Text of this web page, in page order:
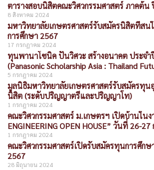
ตารางสอบนิสิตคณะวิศวกรรมศาสตร์ ภาคต้น
8 สิงหาคม 2024
มหาวิทยาลัยเกษตรศาสตร์รับสมัครนิสิตที่สน
การศึกษา 2567
17 กรกฎาคม 2024
ทุนพานาโซนิค ปั้นวิศวะ สร้างอนาคต ประจำ
(Panasonic Scholarship Asia : Thailand
5 กรกฎาคม 2024
มูลนิธิมหาวิทยาลัยเกษตรศาสตร์รับสมัครทุน
นิสิต (ระดับปริญญาตรีและปริญญาโท)
1 กรกฎาคม 2024
คณะวิศวกรรมศาสตร์ ม.เกษตรฯ เปิดบ้านในง
ENGINEERING OPEN HOUSE” วันที่ 26-
1 กรกฎาคม 2024
คณะวิศวกรรมศาสตร์เปิดรับสมัครทุนการศึกษ
2567
28 มิถุนายน 2024